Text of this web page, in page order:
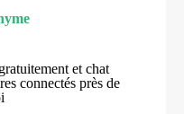
et chat
connectés près de